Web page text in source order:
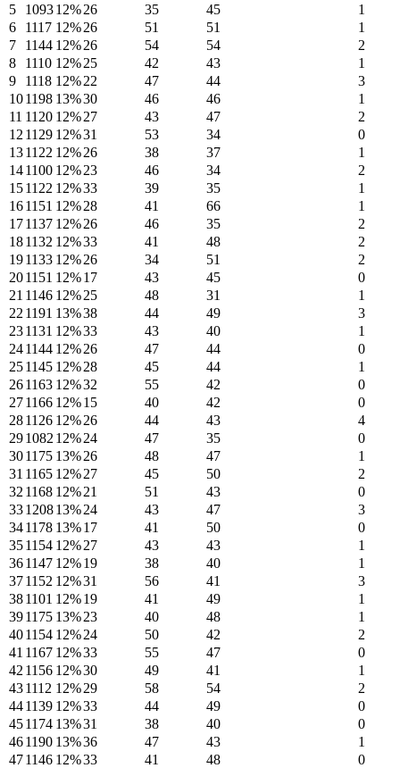
5
109312%26 35 45
1
6
1117 12%26 51 51
1
7
1144 12%26 54 54
2
8
1110 12%25 42 43
1
9
1118 12%22 47 44
3
101198 13%30 46 46
1
11 1120 12%27 43 47
2
12 1129 12%31 53 34
0
131122 12%26 38 37
1
141100 12%23 46 34
2
151122 12%33 39 35
1
161151 12%28 41 66
1
171137 12%26 46 35
2
181132 12%33 41 48
2
191133 12%26 34 51
2
201151 12%17 43 45
0
21 1146 12%25 48 31
1
22 1191 13%38 44 49
3
231131 12%33 43 40
1
241144 12%26 47 44
0
251145 12%28 45 44
1
261163 12%32 55 42
0
271166 12%15 40 42
0
281126 12%26 44 43
4
291082 12%24 47 35
0
301175 13%26 48 47
1
31 1165 12%27 45 50
2
32 1168 12%21 51 43
0
33120813%24 43 47
3
341178 13%17 41 50
0
351154 12%27 43 43
1
361147 12%19 38 40
1
371152 12%31 56 41
3
381101 12%19 41 49
1
391175 13%23 40 48
1
401154 12%24 50 42
2
41 1167 12%33 55 47
0
42 1156 12%30 49 41
1
431112 12%29 58 54
2
441139 12%33 44 49
0
451174 13%31 38 40
0
461190 13%36 47 43
1
471146 12%33 41 48
0